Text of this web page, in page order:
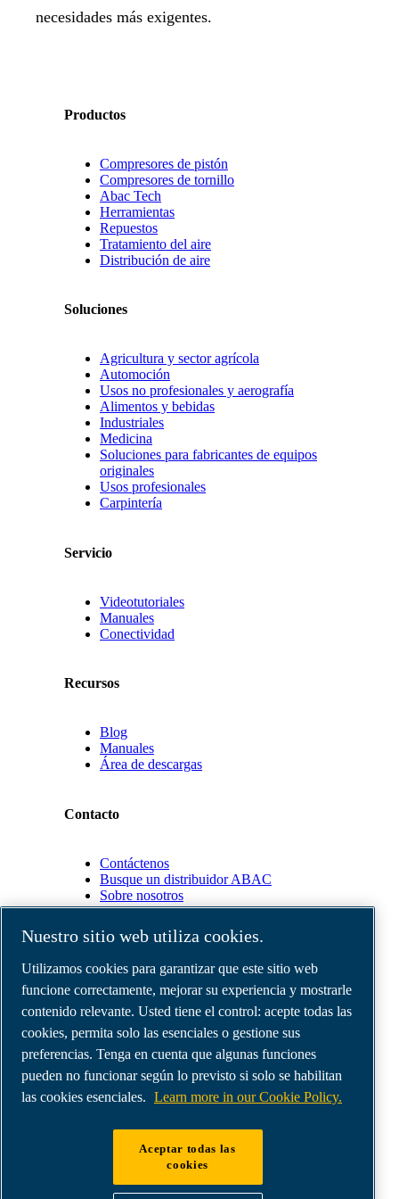
necesidades más exigentes.
Productos
Compresores de pistón
Compresores de tornillo
Abac Tech
Herramientas
Repuestos
Tratamiento del aire
Distribución de aire
Soluciones
Agricultura y sector agrícola
Automoción
Usos no profesionales y aerografía
Alimentos y bebidas
Industriales
Medicina
Soluciones para fabricantes de equipos
originales
Usos profesionales
Carpintería
Servicio
Videotutoriales
Manuales
Conectividad
Recursos
Blog
Manuales
Área de descargas
Contacto
Contáctenos
Busque un distribuidor ABAC
Sobre nosotros
Socios
Área
de
distribuidores
E-
Connect
2.0
Business
Portal
Gallery
Compresores de aire ABAC
Nuestro sitio web utiliza cookies.
Utilizamos cookies para garantizar que este sitio web
funcione correctamente, mejorar su experiencia y mostrarle
contenido relevante. Usted tiene el control: acepte todas las
cookies, permita solo las esenciales o gestione sus
preferencias. Tenga en cuenta que algunas funciones
pueden no funcionar según lo previsto si solo se habilitan
las cookies esenciales. Learn more in our Cookie Policy.
Aceptar todas las
cookies